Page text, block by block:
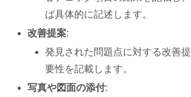
ば具体的に記述します。
改善提案:
発見された問題点に対する改善
要性を記載します。
写真や図面の添付: